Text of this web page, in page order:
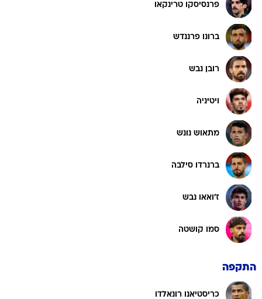
פרנסיסקו טרינקאו
ברונו פרננדש
רובן נבש
ויטיניה
מתאוש נונש
ברנרדו סילבה
ז'ואאו נבש
סמו קושטה
התקפה
כריסטיאנו רונאלדו